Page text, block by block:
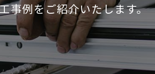
事例をご紹介いたします。